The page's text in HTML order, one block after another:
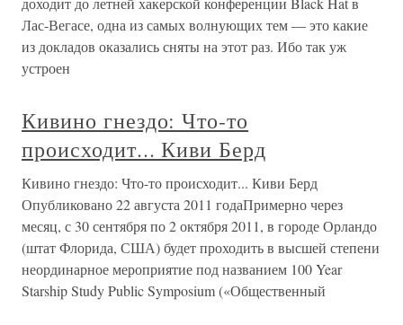
Лас-Вегасе, одна из самых волнующих тем — это какие
из докладов оказались сняты на этот раз. Ибо так уж
устроен
Кивино гнездо: Что-то
происходит... Киви Берд
Кивино гнездо: Что-то происходит... Киви Берд
Опубликовано 22 августа 2011 годаПримерно через
месяц, с 30 сентября по 2 октября 2011, в городе Орландо
(штат Флорида, США) будет проходить в высшей степени
неординарное мероприятие под названием 100 Year
Starship Study Public Symposium («Общественный